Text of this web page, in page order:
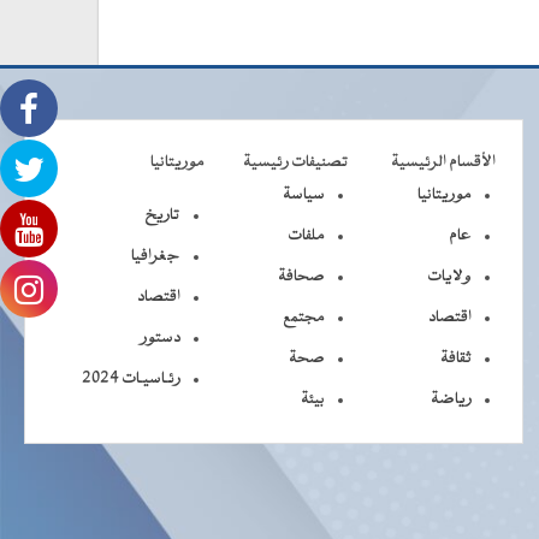
الأقسام الرئيسية تصنيفات رئيسية
موريتانيا
موريتانيا
عام
ولايات
اقتصاد
ثقافة
رياضة
سياسة
ملفات
صحافة
مجتمع
صحة
بيئة
تاريخ
جغرافيا
اقتصاد
دستور
رئـاسيـات 2024